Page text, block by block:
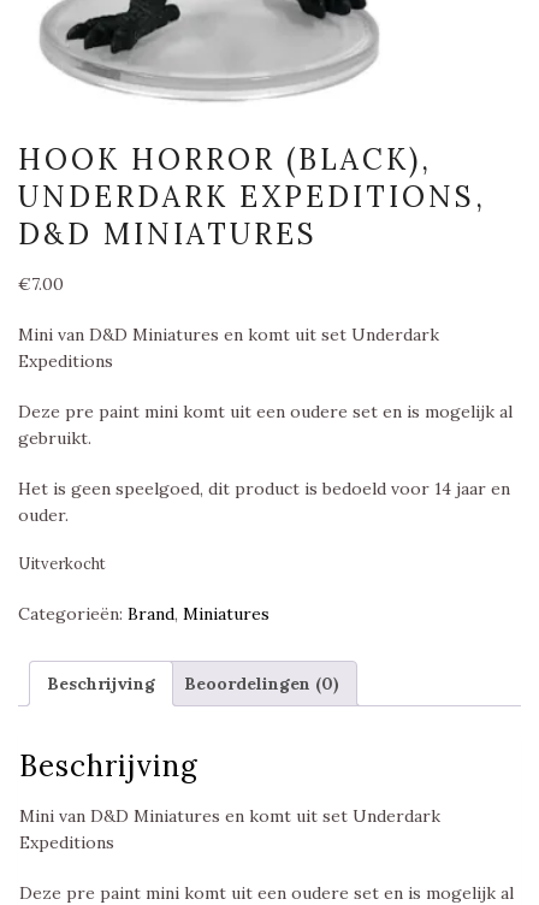
HOOK HORROR (BLACK),
UNDERDARK EXPEDITIONS,
D&D MINIATURES
€7.00
Mini van D&D Miniatures en komt uit set Underdark
Expeditions
Deze pre paint mini komt uit een oudere set en is mogelijk al
gebruikt.
Het is geen speelgoed, dit product is bedoeld voor 14 jaar en
ouder.
Uitverkocht
Categorieën: Brand, Miniatures
Beschrijving Beoordelingen (0)
Beschrijving
Mini van D&D Miniatures en komt uit set Underdark
Expeditions
Deze pre paint mini komt uit een oudere set en is mogelijk al